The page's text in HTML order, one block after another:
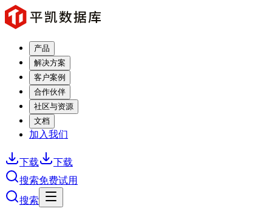
产品
解决方案
客户案例
合作伙伴
社区与资源
文档
加入我们
下载
下载
搜索免费试用
搜索